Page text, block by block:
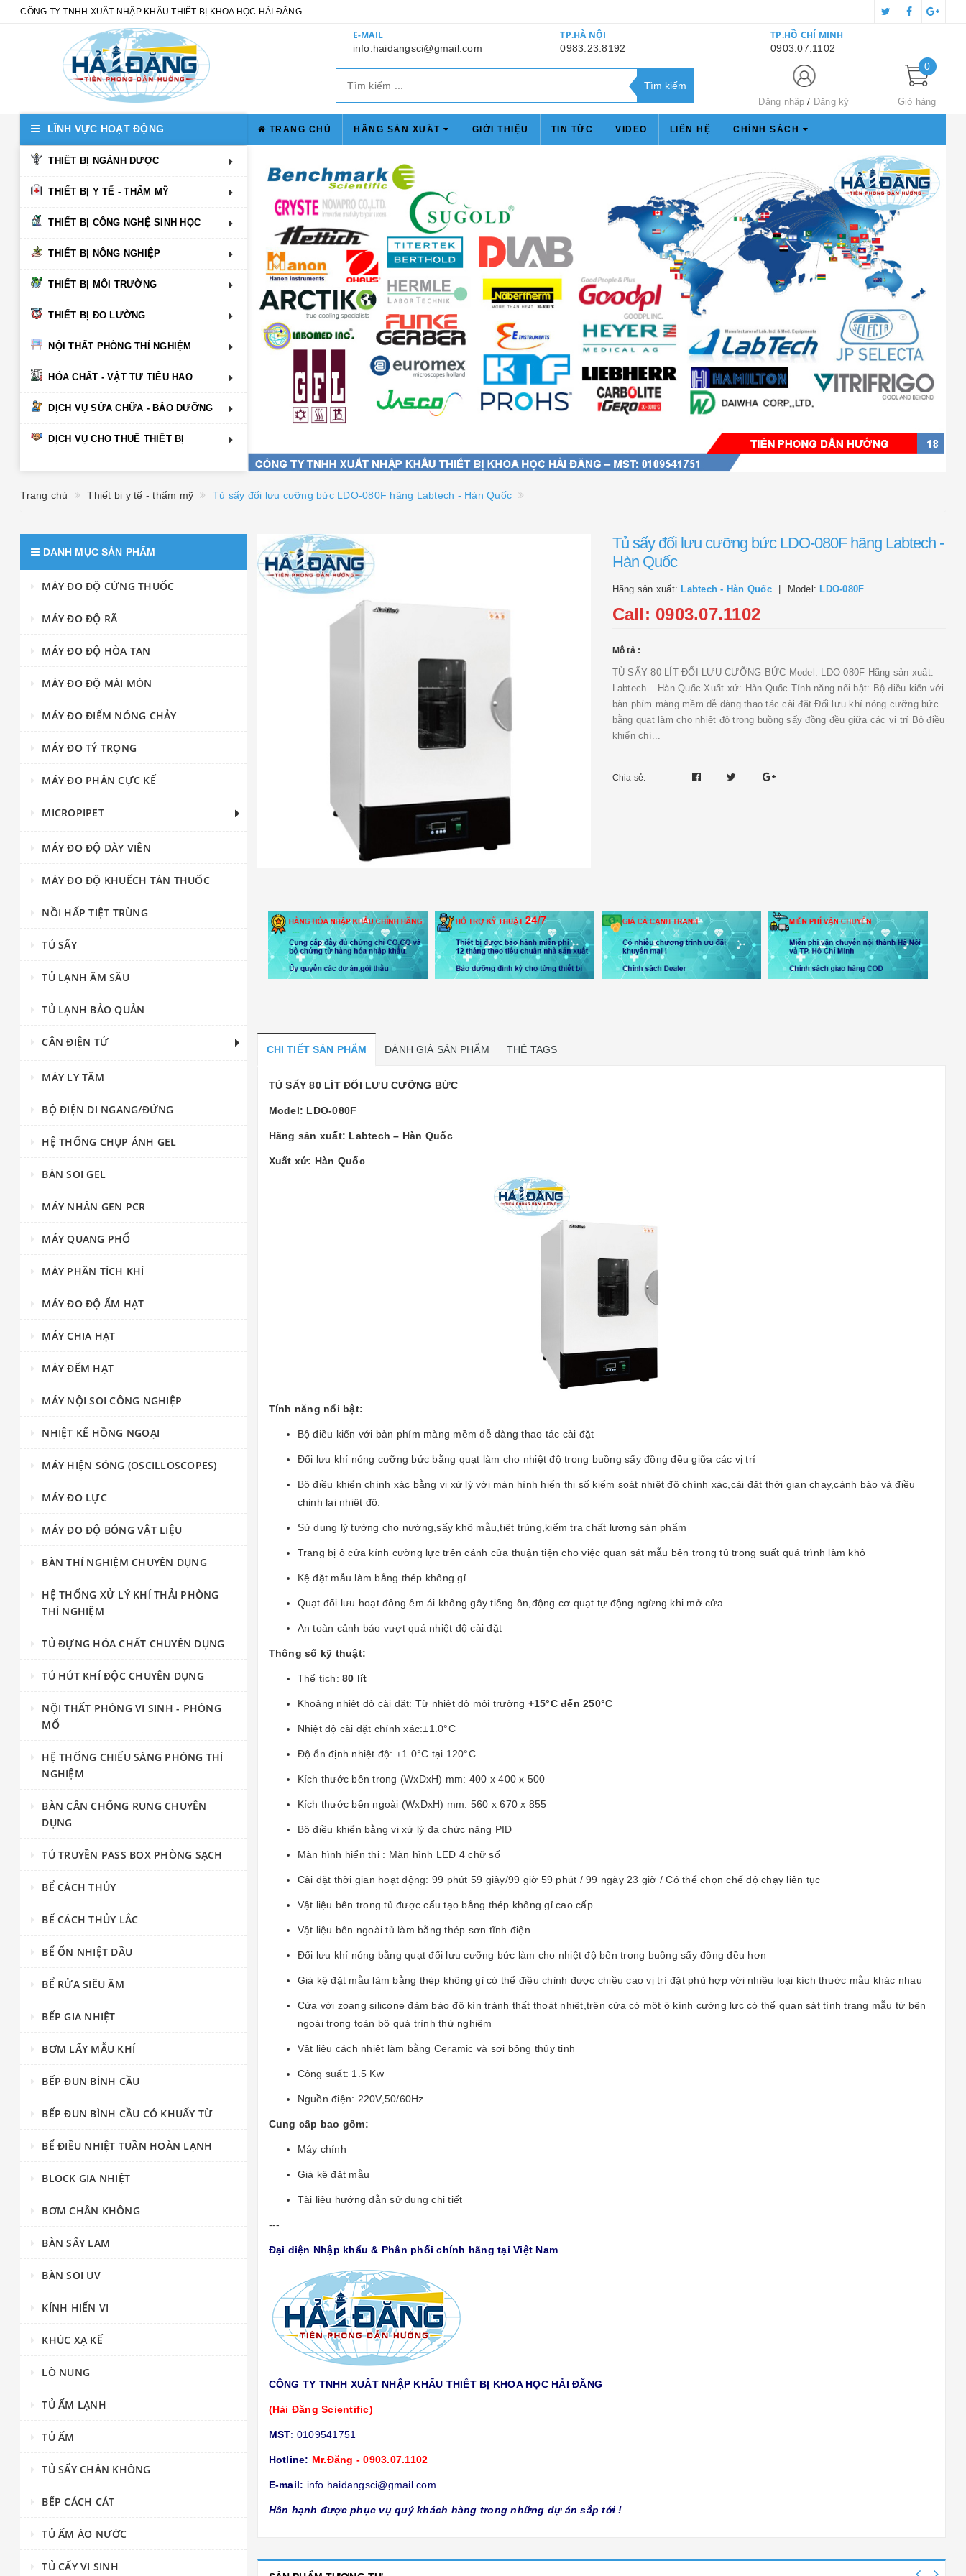
CÔNG TY TNHH XUẤT NHẬP KHẨU THIẾT BỊ KHOA HỌC HẢI ĐĂNG
E-MAIL
info.haidangsci@gmail.com
TP.HÀ NỘI
0983.23.8192
TP.HỒ CHÍ MINH
0903.07.1102
Đăng nhập Đăng ký
0
Giỏ hàng
TRANG CHỦ HÃNG SẢN XUẤT GIỚI THIỆU TIN TỨC VIDEO LIÊN HỆ CHÍNH SÁCH
LĨNH VỰC HOẠT ĐỘNG
THIẾT BỊ NGÀNH DƯỢC
THIẾT BỊ Y TẾ - THẨM MỸ
THIẾT BỊ CÔNG NGHỆ SINH HỌC
THIẾT BỊ NÔNG NGHIỆP
THIẾT BỊ MÔI TRƯỜNG
THIẾT BỊ ĐO LƯỜNG
NỘI THẤT PHÒNG THÍ NGHIỆM
HÓA CHẤT - VẬT TƯ TIÊU HAO
DỊCH VỤ SỬA CHỮA - BẢO DƯỠNG
DỊCH VỤ CHO THUÊ THIẾT BỊ
Trang chủ Thiết bị y tế - thẩm mỹ Tủ sấy đối lưu cưỡng bức LDO-080F hãng Labtech - Hàn Quốc
Tủ sấy đối lưu cưỡng bức LDO-080F hãng Labtech -
Hàn Quốc
Hãng sản xuất: Labtech - Hàn Quốc Model: LDO-080F
Call: 0903.07.1102
Mô tả :
TỦ SẤY 80 LÍT ĐỐI LƯU CƯỠNG BỨC Model: LDO-080F Hãng sản xuất:
Labtech – Hàn Quốc Xuất xứ: Hàn Quốc Tính năng nổi bật: Bộ điều kiển với
bàn phím màng mềm dễ dàng thao tác cài đặt Đối lưu khí nóng cưỡng bức
bằng quạt làm cho nhiệt độ trong buồng sấy đồng đều giữa các vị trí Bộ điều
khiển chí...
Chia sẻ:
CHI TIẾT SẢN PHẨM ĐÁNH GIÁ SẢN PHẨM THẺ TAGS
TỦ SẤY 80 LÍT ĐỐI LƯU CƯỠNG BỨC
Model: LDO-080F
Hãng sản xuất: Labtech – Hàn Quốc
Xuất xứ: Hàn Quốc
Tính năng nổi bật:
Bộ điều kiển với bàn phím màng mềm dễ dàng thao tác cài đặt
Đối lưu khí nóng cưỡng bức bằng quạt làm cho nhiệt độ trong buồng sấy đồng đều giữa các vị trí
Bộ điều khiển chính xác bằng vi xử lý với màn hình hiển thị số kiểm soát nhiệt độ chính xác,cài đặt thời gian chạy,cảnh báo và điều
chỉnh lại nhiệt độ.
Sử dụng lý tưởng cho nướng,sấy khô mẫu,tiệt trùng,kiểm tra chất lượng sản phẩm
Trang bị ô cửa kính cường lực trên cánh cửa thuận tiện cho việc quan sát mẫu bên trong tủ trong suất quá trình làm khô
Kệ đặt mẫu làm bằng thép không gỉ
Quạt đối lưu hoạt đông êm ái không gây tiếng ồn,động cơ quạt tự động ngừng khi mở cửa
An toàn cảnh báo vượt quá nhiệt độ cài đặt
Thông số kỹ thuật:
Thể tích:80 lít
Khoảng nhiệt độ cài đặt: Từ nhiệt độ môi trường +15°C đến 250°C
Nhiệt độ cài đặt chính xác:±1.0°C
Độ ổn định nhiệt độ: ±1.0°C tại 120°C
Kích thước bên trong (WxDxH) mm: 400 x 400 x 500
Kích thước bên ngoài (WxDxH) mm: 560 x 670 x 855
Bộ điều khiển bằng vi xử lý đa chức năng PID
Màn hình hiển thị : Màn hình LED 4 chữ số
Cài đặt thời gian hoạt động: 99 phút 59 giây/99 giờ 59 phút / 99 ngày 23 giờ / Có thể chọn chế độ chạy liên tục
Vật liệu bên trong tủ được cấu tạo bằng thép không gỉ cao cấp
Vật liệu bên ngoài tủ làm bằng thép sơn tĩnh điện
Đối lưu khí nóng bằng quạt đối lưu cưỡng bức làm cho nhiệt độ bên trong buồng sấy đồng đều hơn
Giá kệ đặt mẫu làm bằng thép không gỉ có thể điều chỉnh được chiều cao vị trí đặt phù hợp với nhiều loại kích thước mẫu khác nhau
Cửa với zoang silicone đảm bảo độ kín tránh thất thoát nhiệt,trên cửa có một ô kính cường lực có thể quan sát tình trạng mẫu từ bên
ngoài trong toàn bộ quá trình thử nghiệm
Vật liệu cách nhiệt làm bằng Ceramic và sợi bông thủy tinh
Công suất: 1.5 Kw
Nguồn điện: 220V,50/60Hz
Cung cấp bao gồm:
Máy chính
Giá kệ đặt mẫu
Tài liệu hướng dẫn sử dụng chi tiết
---
Đại diện Nhập khẩu & Phân phối chính hãng tại Việt Nam
CÔNG TY TNHH XUẤT NHẬP KHẨU THIẾT BỊ KHOA HỌC HẢI ĐĂNG
(Hải Đăng Scientific)
MST: 0109541751
Hotline: Mr.Đăng - 0903.07.1102
E-mail: info.haidangsci@gmail.com
Hân hạnh được phục vụ quý khách hàng trong những dự án sắp tới !
DANH MỤC SẢN PHẨM
MÁY ĐO ĐỘ CỨNG THUỐC
MÁY ĐO ĐỘ RÃ
MÁY ĐO ĐỘ HÒA TAN
MÁY ĐO ĐỘ MÀI MÒN
MÁY ĐO ĐIỂM NÓNG CHẢY
MÁY ĐO TỶ TRỌNG
MÁY ĐO PHÂN CỰC KẾ
MICROPIPET
MÁY ĐO ĐỘ DÀY VIÊN
MÁY ĐO ĐỘ KHUẾCH TÁN THUỐC
NỒI HẤP TIỆT TRÙNG
TỦ SẤY
TỦ LẠNH ÂM SÂU
TỦ LẠNH BẢO QUẢN
CÂN ĐIỆN TỬ
MÁY LY TÂM
BỘ ĐIỆN DI NGANG/ĐỨNG
HỆ THỐNG CHỤP ẢNH GEL
BÀN SOI GEL
MÁY NHÂN GEN PCR
MÁY QUANG PHỔ
MÁY PHÂN TÍCH KHÍ
MÁY ĐO ĐỘ ẨM HẠT
MÁY CHIA HẠT
MÁY ĐẾM HẠT
MÁY NỘI SOI CÔNG NGHIỆP
NHIỆT KẾ HỒNG NGOẠI
MÁY HIỆN SÓNG (OSCILLOSCOPES)
MÁY ĐO LỰC
MÁY ĐO ĐỘ BÓNG VẬT LIỆU
BÀN THÍ NGHIỆM CHUYÊN DỤNG
HỆ THỐNG XỬ LÝ KHÍ THẢI PHÒNG
THÍ NGHIỆM
TỦ ĐỰNG HÓA CHẤT CHUYÊN DỤNG
TỦ HÚT KHÍ ĐỘC CHUYÊN DỤNG
NỘI THẤT PHÒNG VI SINH - PHÒNG
MỔ
HỆ THỐNG CHIẾU SÁNG PHÒNG THÍ
NGHIỆM
BÀN CÂN CHỐNG RUNG CHUYÊN
DỤNG
TỦ TRUYỀN PASS BOX PHÒNG SẠCH
BỂ CÁCH THỦY
BỂ CÁCH THỦY LẮC
BỂ ỔN NHIỆT DẦU
BỂ RỬA SIÊU ÂM
BẾP GIA NHIỆT
BƠM LẤY MẪU KHÍ
BẾP ĐUN BÌNH CẦU
BẾP ĐUN BÌNH CẦU CÓ KHUẤY TỪ
BỂ ĐIỀU NHIỆT TUẦN HOÀN LẠNH
BLOCK GIA NHIỆT
BƠM CHÂN KHÔNG
BÀN SẤY LAM
BÀN SOI UV
KÍNH HIỂN VI
KHÚC XẠ KẾ
LÒ NUNG
TỦ ẤM LẠNH
TỦ ẤM
TỦ SẤY CHÂN KHÔNG
BẾP CÁCH CÁT
TỦ ẤM ÁO NƯỚC
TỦ CẤY VI SINH